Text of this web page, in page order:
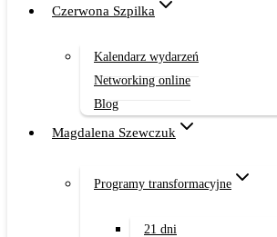
Czerwona Szpilka
Kalendarz wydarzeń
Networking online
Blog
Magdalena Szewczuk
Programy transformacyjne
21 dni